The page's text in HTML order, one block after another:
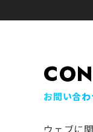
お問い合